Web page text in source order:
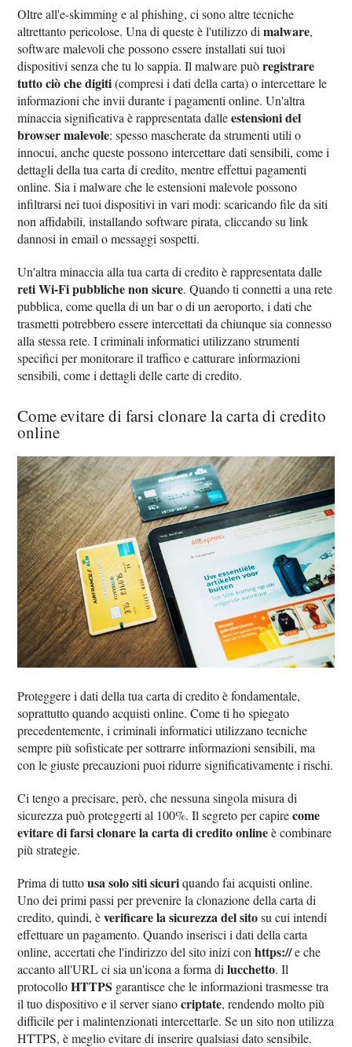
Oltre all'e-skimming e al phishing, ci sono altre tecniche
altrettanto pericolose. Una di queste è l'utilizzo dimalware,
software malevoli che possono essere installati sui tuoi
dispositivi senza che tu lo sappia. Il malware puòregistrare
tutto ciò che digiti(compresi i dati della carta) o intercettare le
informazioni che invii durante i pagamenti online. Un'altra
minaccia significativa è rappresentata dalleestensioni del
browser malevole: spesso mascherate da strumenti utili o
innocui, anche queste possono intercettare dati sensibili, come i
dettagli della tua carta di credito, mentre effettui pagamenti
online. Sia i malware che le estensioni malevole possono
infiltrarsi nei tuoi dispositivi in vari modi: scaricando file da siti
non affidabili, installando software pirata, cliccando su link
dannosi in email o messaggi sospetti.
Un'altra minaccia alla tua carta di credito è rappresentata dalle
reti Wi-Fi pubbliche non sicure. Quando ti connetti a una rete
pubblica, come quella di un bar o di un aeroporto, i dati che
trasmetti potrebbero essere intercettati da chiunque sia connesso
alla stessa rete. I criminali informatici utilizzano strumenti
specifici per monitorare il traffico e catturare informazioni
sensibili, come i dettagli delle carte di credito.
Come evitare di farsi clonare la carta di credito
online
Proteggere i dati della tua carta di credito è fondamentale,
soprattutto quando acquisti online. Come ti ho spiegato
precedentemente, i criminali informatici utilizzano tecniche
sempre più sofisticate per sottrarre informazioni sensibili, ma
con le giuste precauzioni puoi ridurre significativamente i rischi.
Ci tengo a precisare, però, che nessuna singola misura di
sicurezza può proteggerti al 100%. Il segreto per capirecome
evitare di farsi clonare la carta di credito onlineè combinare
più strategie.
Prima di tuttousa solo siti sicuriquando fai acquisti online.
Uno dei primi passi per prevenire la clonazione della carta di
credito, quindi, èverificare la sicurezza del sitosu cui intendi
effettuare un pagamento. Quando inserisci i dati della carta
online, accertati che l'indirizzo del sito inizi conhttps://e che
accanto all'URL ci sia un'icona a forma dilucchetto. Il
protocolloHTTPS garantisce che le informazioni trasmesse tra
il tuo dispositivo e il server sianocriptate, rendendo molto più
difficile per i malintenzionati intercettarle. Se un sito non utilizza
HTTPS, è meglio evitare di inserire qualsiasi dato sensibile.